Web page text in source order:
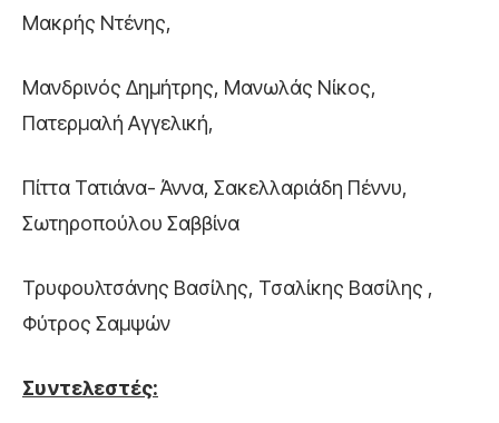
Μακρής Ντένης,
Μανδρινός Δημήτρης, Μανωλάς Νίκος,
Πατερμαλή Αγγελική,
Πίττα Τατιάνα- Άννα, Σακελλαριάδη Πέννυ,
Σωτηροπούλου Σαββίνα
Τρυφουλτσάνης Βασίλης, Τσαλίκης Βασίλης ,
Φύτρος Σαμψών
Συντελεστές: